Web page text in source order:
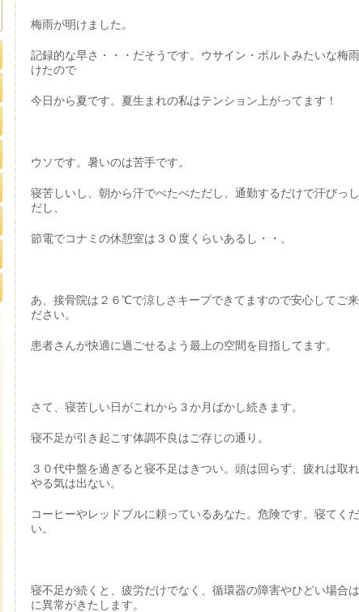
梅雨が明けました。
記録的な早さ・・・だそうです。ウサイン・ボルトみたいな梅
けたので
今日から夏です。夏生まれの私はテンション上がってます！
ウソです。暑いのは苦手です。
寝苦しいし、朝から汗でべたべただし、通勤するだけで汗びっ
だし、
節電でコナミの休憩室は３０度くらいあるし・・。
あ、接骨院は２６℃で涼しさキープできてますので安心してご来
ださい。
患者さんが快適に過ごせるよう最上の空間を目指してます。
さて、寝苦しい日がこれから３か月ばかし続きます。
寝不足が引き起こす体調不良はご存じの通り。
３０代中盤を過ぎると寝不足はきつい。頭は回らず、疲れは取れ
やる気は出ない。
コーヒーやレッドブルに頼っているあなた。危険です。寝てく
い。
寝不足が続くと、疲労だけでなく、循環器の障害やひどい場合
に異常がきたします。